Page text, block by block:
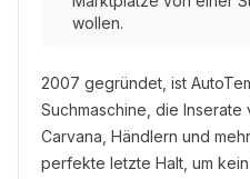
wollen.
2007 gegründet, ist
Suchmaschine, die Inserate
Carvana, Händlern und
perfekte letzte Halt, um